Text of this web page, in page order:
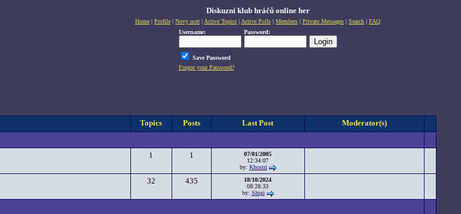
Diskuzní klub hráčů online her
Home | Profile | Novy ucet | Active Topics | Active Polls | Members | Private Messages | Search | FAQ
Username:
Password:
Save Password
Forgot your Password?
Topics Posts Last Post
Moderator(s)
1 1
07/01/2005
12:34:07
by: Khostri
32 435
18/10/2024
08:28:33
by: Shigi